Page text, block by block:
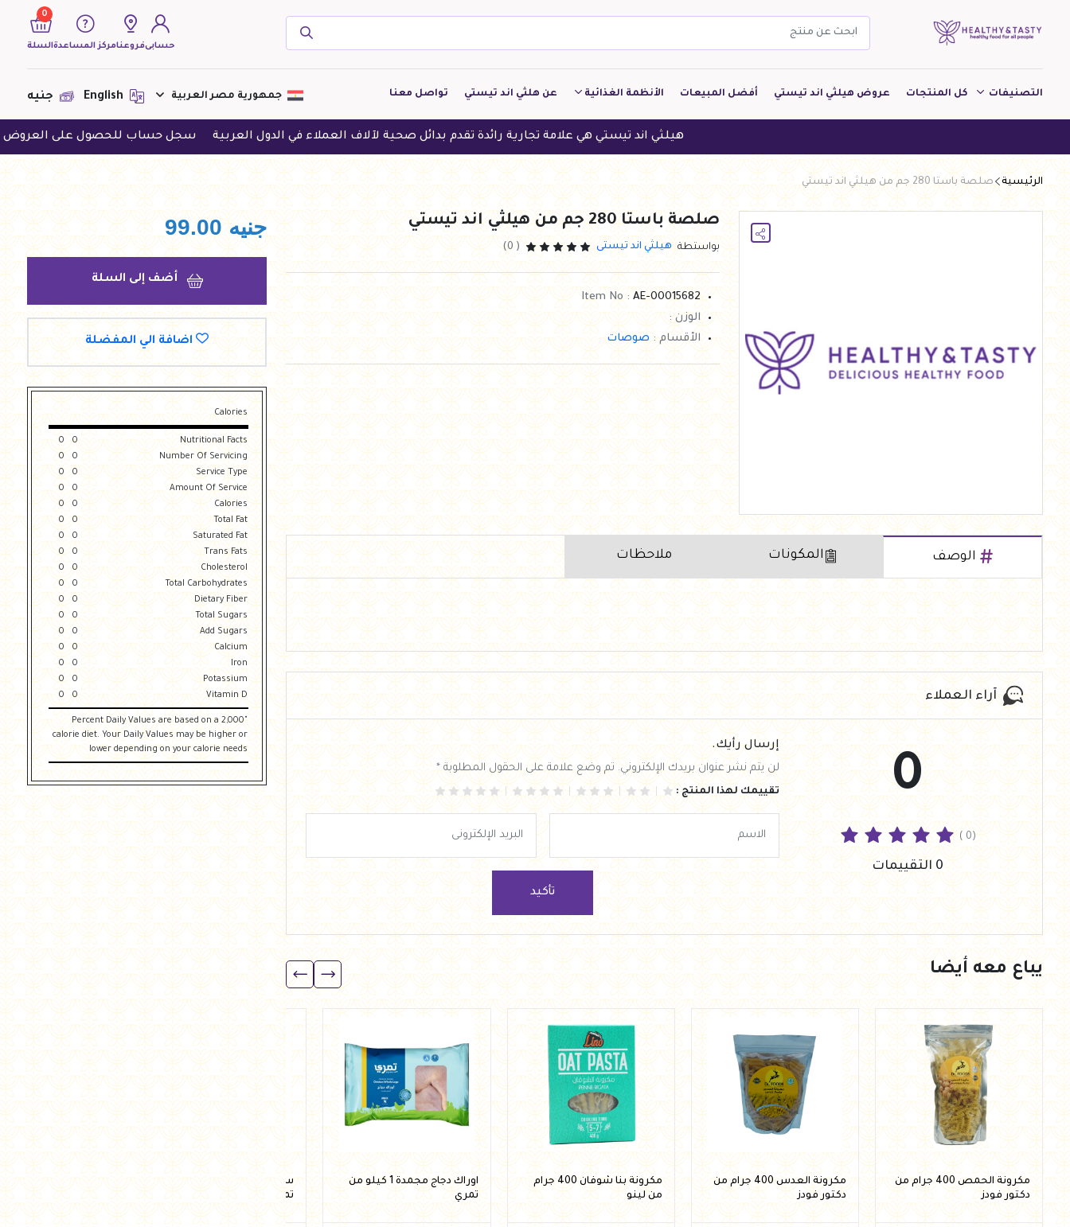
حسابىفروعنامركز المساعدة
0
السلة
لا يوجد منتجات لعرضها فى الوقت
الحالى
التصنيفات
مخبوزات
معجنات Pastry
العروض Offers
كل المنتجات عروض هيلثي اند تيستي أفضل المبيعات الأنظمة الغذائية
منخفض الكربوهيدرات
منخفض البروتين
النباتين
النظام النباتي
عن هلثي اند تيستي تواصل معنا جمهورية مصر العربية جنيه
هيلثي اند تيستي هي علامة تجارية رائدة تقدم بدائل صحية لآلاف العملاء في الدول العربية سجل حساب للحصول على العروض الحصرية
الرئيسية صلصة باستا 280 جم من هيلثي اند تيستي
صلصة باستا 280 جم من هيلثي اند تيستي
بواستطة هيلثي اند تيستى ( 0)
Item No : AE-00015682
الوزن :
الأقسام :صوصات
الوصف المكونات ملاحظات
آراء العملاء
0
( 0)
0 التقييمات
إرسال رأيك.
لن يتم نشر عنوان بريدك الإلكتروني. تم وضع علامة على الحقول المطلوبة *
تقييمك لهذا المنتج :
تأكيد
يباع معه أيضا
مكرونة الحمص 400 جرام من
دكتور فودز
مكرونة العدس 400 جرام من
دكتور فودز
مكرونة بنا شوفان 400 جرام
من لينو
اوراك دجاج مجمدة 1 كيلو من
تمري
ستربس دجاج حار 400 جرام من
تمري
دبوس مجمد 1 كجم من تمري
جنيه 99.00
أضف إلى السلة
اضافة الي المفضلة
Calories
Nutritional Facts
0
0
Number Of Servicing
0
0
Service Type
0
0
Amount Of Service
0
0
Calories
0
0
Total Fat
0
0
Saturated Fat
0
0
Trans Fats
0
0
Cholesterol
0
0
Total Carbohydrates
0
0
Dietary Fiber
0
0
Total Sugars
0
0
Add Sugars
0
0
Calcium
0
0
Iron
0
0
Potassium
0
0
Vitamin D
0
0
"Percent Daily Values are based on a 2,000
calorie diet. Your Daily Values may be higher or
lower depending on your calorie needs